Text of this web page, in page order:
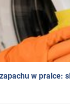
w pralce: